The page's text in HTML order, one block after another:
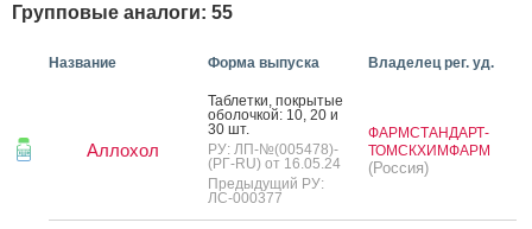
Групповые аналоги: 55
Название Форма выпуска Владелец рег. уд.
Аллохол
Таб­летки, пок­ры­тые
обо­лоч­кой: 10, 20 и
30 шт.
РУ: ЛП-№(005478)-
(РГ-RU) от 16.05.24
Предыдущий РУ:
ЛС-000377
ФАРМСТАНДАРТ-
ТОМСКХИМФАРМ
(Россия)